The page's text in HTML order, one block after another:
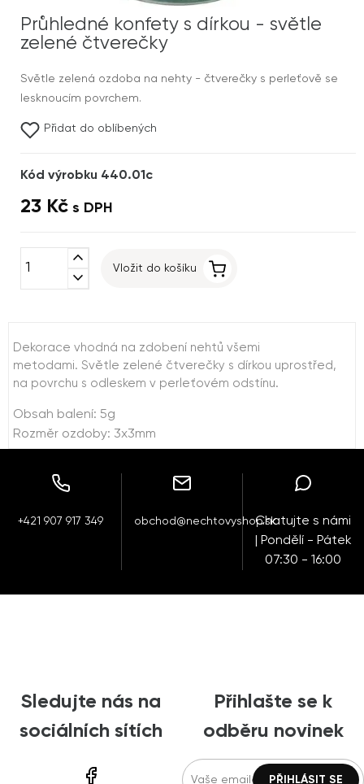
Průhledné konfety s dírkou - světle
zelené čtverečky
Světle zelená ozdoba na nehty - čtverečky s perleťově se
lesknoucím povrchem.
Přidat do oblíbených
Kód výrobku 440.01c
23 Kč s DPH
expand_less
expand_more
Vložit do košíku
Dekorace vhodná na zdobení nehtů všemi
metodami. Světle zelené čtverečky s dírkou uprostřed,
na povrchu s odleskem v perleťovém odstínu.
Obsah balení: 5g
Rozměr ozdoby: 3x3mm
+421 907 917 349 obchod@nechtovyshop.skChatujte s námi
| Pondělí - Pátek
07:30 - 16:00
Sledujte nás na
sociálních sítích
Přihlašte se k
odběru novinek